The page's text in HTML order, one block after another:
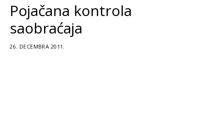
Pojačana kontrola
saobraćaja
26. DECEMBRA 2011.